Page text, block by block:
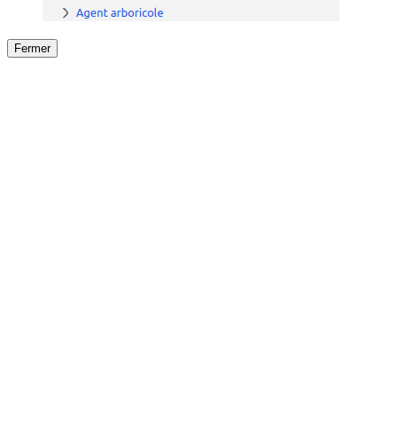
Fermer